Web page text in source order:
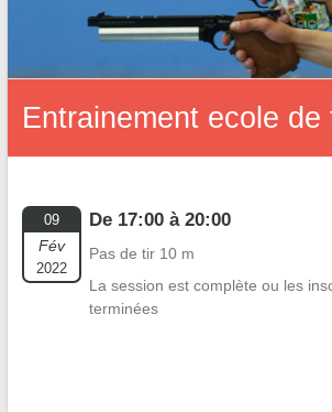
Entrainement ecole de
09
Fév
2022
De 17:00 à 20:00
Pas de tir 10 m
La session est complète ou les
terminées